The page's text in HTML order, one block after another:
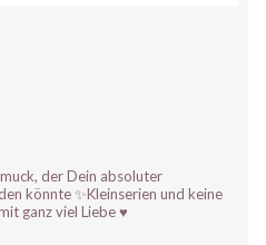
der Dein absoluter
könnte✨Kleinserien und keine
ganz viel Liebe ♥️